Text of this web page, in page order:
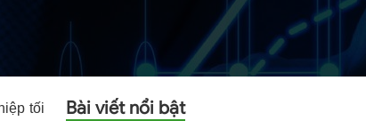
tối
Bài viết nổi bật